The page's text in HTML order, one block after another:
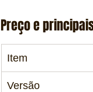
Preço e
Item
Versão